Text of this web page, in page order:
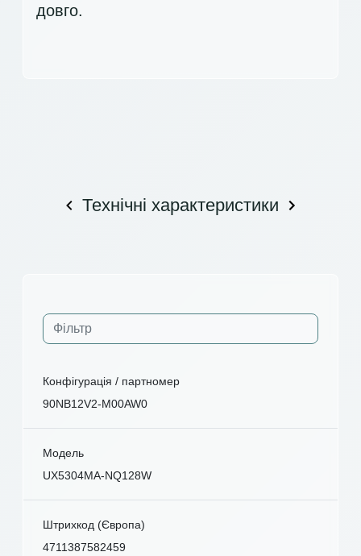
довго.
Технічні характеристики
Конфігурація / партномер
90NB12V2-M00AW0
Модель
UX5304MA-NQ128W
Штрихкод (Європа)
4711387582459